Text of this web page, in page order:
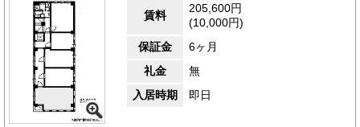
賃料
205,600円
(10,000円)
保証金
6ヶ月
礼金
無
入居時期
即日